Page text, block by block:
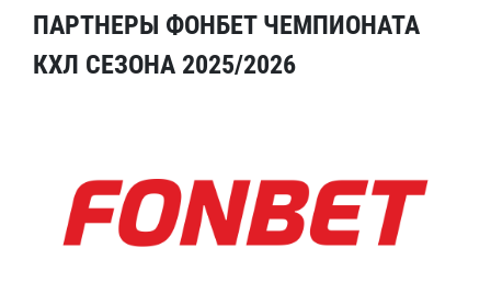
ПАРТНЕРЫ ФОНБЕТ ЧЕМПИОНАТА
КХЛ СЕЗОНА 2025/2026